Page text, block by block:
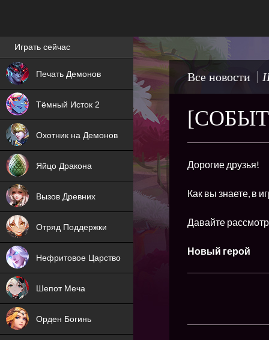
Все новости
Дорогие друзья!
Как вы знаете, в
Давайте
Новый герой
Лучшие игры онлайн
Играть сейчас
Печать Демонов
NEW
Тёмный Исток 2
NEW
Охотник на Демонов
ХИТ
Яйцо Дракона
NEW
Вызов Древних
ХИТ
Отряд Поддержки
ХИТ
Нефритовое Царство
Шепот Меча
Орден Богинь